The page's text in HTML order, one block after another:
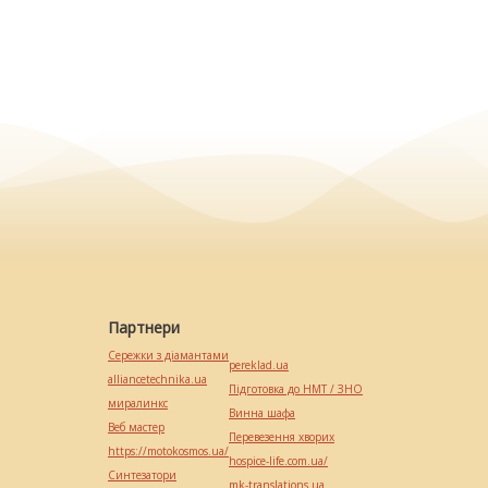
Партнери
Сережки з діамантами
alliancetechnika.ua
миралинкс
Веб мастер
https://motokosmos.ua/
Синтезатори
pereklad.ua
Підготовка до НМТ / ЗНО
Винна шафа
Перевезення хворих
hospice-life.com.ua/
mk-translations.ua